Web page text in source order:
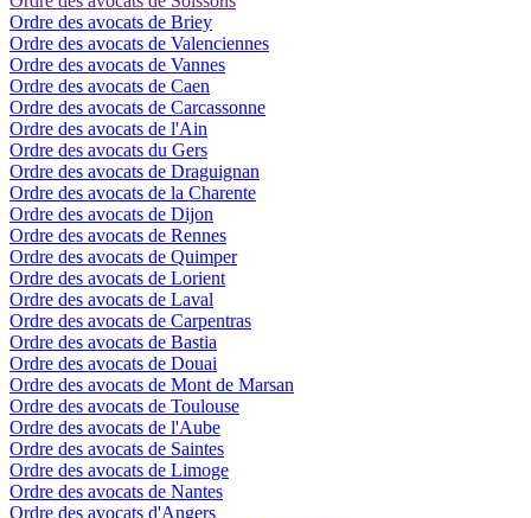
Ordre des avocats de Briey
Ordre des avocats de Valenciennes
Ordre des avocats de Vannes
Ordre des avocats de Caen
Ordre des avocats de Carcassonne
Ordre des avocats de l'Ain
Ordre des avocats du Gers
Ordre des avocats de Draguignan
Ordre des avocats de la Charente
Ordre des avocats de Dijon
Ordre des avocats de Rennes
Ordre des avocats de Quimper
Ordre des avocats de Lorient
Ordre des avocats de Laval
Ordre des avocats de Carpentras
Ordre des avocats de Bastia
Ordre des avocats de Douai
Ordre des avocats de Mont de Marsan
Ordre des avocats de Toulouse
Ordre des avocats de l'Aube
Ordre des avocats de Saintes
Ordre des avocats de Limoge
Ordre des avocats de Nantes
Ordre des avocats d'Angers